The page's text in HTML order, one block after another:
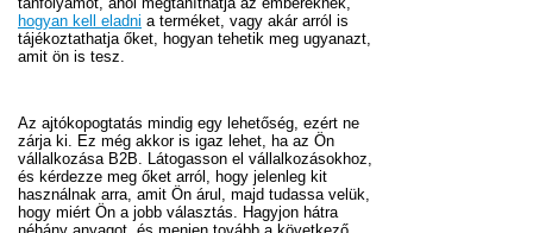
hogyan kell eladni a terméket, vagy akár arról is
tájékoztathatja őket, hogyan tehetik meg ugyanazt,
amit ön is tesz.
Az ajtókopogtatás mindig egy lehetőség, ezért ne
zárja ki. Ez még akkor is igaz lehet, ha az Ön
vállalkozása B2B. Látogasson el vállalkozásokhoz,
és kérdezze meg őket arról, hogy jelenleg kit
használnak arra, amit Ön árul, majd tudassa velük,
hogy miért Ön a jobb választás. Hagyjon hátra